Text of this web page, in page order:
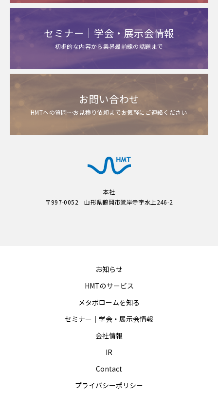
セミナー｜学会・展示会情報
初歩的な内容から業界最前線の話題まで
お問い合わせ
HMTへの質問～お見積り依頼までお気軽にご連絡ください
本社
〒997-0052 山形県鶴岡市覚岸寺字水上246-2
お知らせ
HMTのサービス
メタボロームを知る
セミナー｜学会・展示会情報
会社情報
IR
Contact
プライバシーポリシー